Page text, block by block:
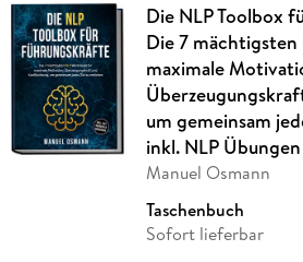
Die NLP Toolbox
Die 7
maximale
um gemeinsam
inkl. NLP
Manuel Osmann
Taschenbuch
Sofort lieferbar